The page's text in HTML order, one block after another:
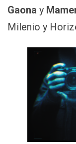
Gaona y
Milenio y